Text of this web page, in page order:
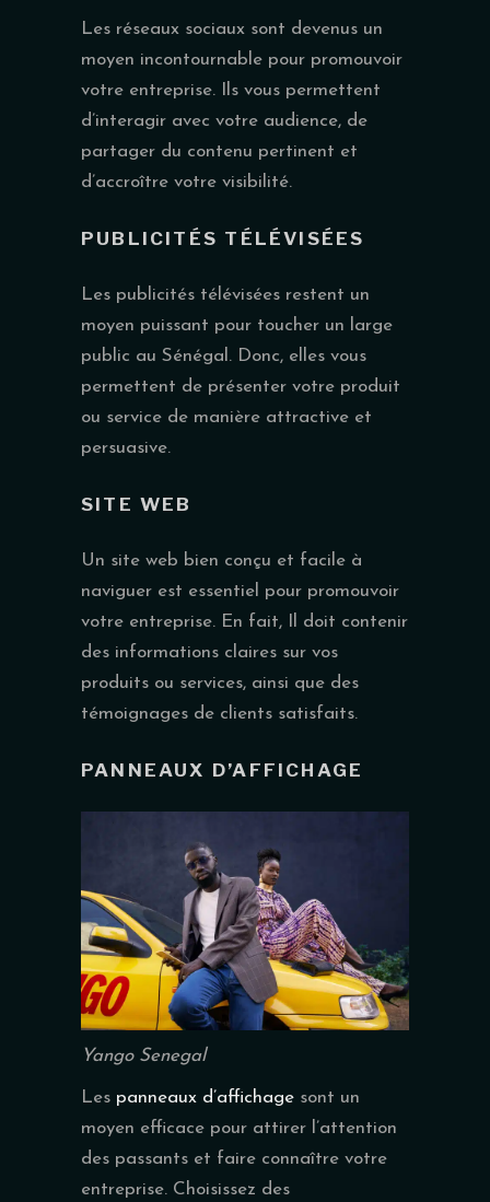
Les réseaux sociaux sont devenus un
moyen incontournable pour promouvoir
votre entreprise. Ils vous permettent
d’interagir avec votre audience, de
partager du contenu pertinent et
d’accroître votre visibilité.
PUBLICITÉS TÉLÉVISÉES
Les publicités télévisées restent un
moyen puissant pour toucher un large
public au Sénégal. Donc, elles vous
permettent de présenter votre produit
ou service de manière attractive et
persuasive.
SITE WEB
Un site web bien conçu et facile à
naviguer est essentiel pour promouvoir
votre entreprise. En fait, Il doit contenir
des informations claires sur vos
produits ou services, ainsi que des
témoignages de clients satisfaits.
PANNEAUX D’AFFICHAGE
Yango Senegal
Les panneaux d’affichage sont un
moyen efficace pour attirer l’attention
des passants et faire connaître votre
entreprise. Choisissez des